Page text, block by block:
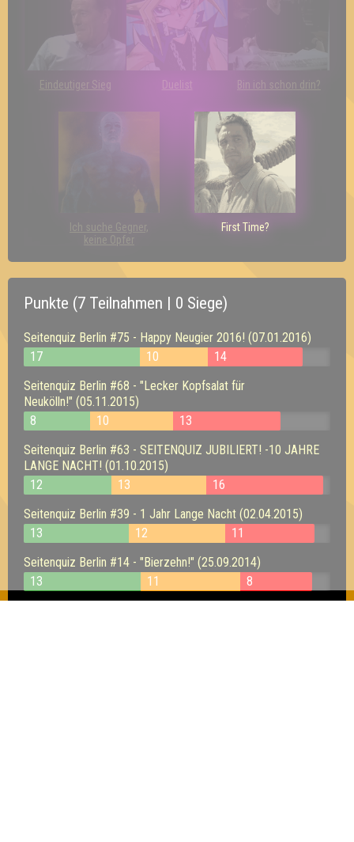
Eindeutiger Sieg Duelist Bin ich schon drin?
Ich suche Gegner,
keine Opfer
First Time?
Punkte (7 Teilnahmen | 0 Siege)
Seitenquiz Berlin #75 - Happy Neugier 2016! (07.01.2016)
17
10
14
Seitenquiz Berlin #68 - "Lecker Kopfsalat für
Neukölln!" (05.11.2015)
8
10
13
Seitenquiz Berlin #63 - SEITENQUIZ JUBILIERT! -10 JAHRE
LANGE NACHT! (01.10.2015)
12
13
16
Seitenquiz Berlin #39 - 1 Jahr Lange Nacht (02.04.2015)
13
12
11
Seitenquiz Berlin #14 - "Bierzehn!" (25.09.2014)
13
11
8